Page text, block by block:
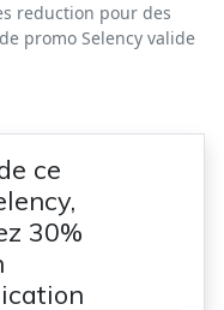
reduction pour des
promo Selency valide
ce
30%